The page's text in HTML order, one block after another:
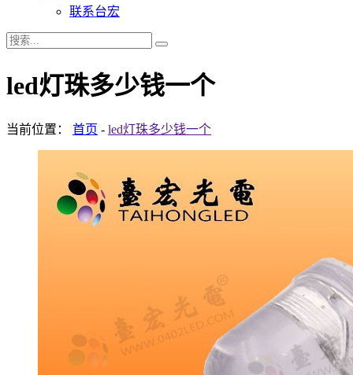
联系台宏
led灯珠多少钱一个
当前位置： 首页 - led灯珠多少钱一个